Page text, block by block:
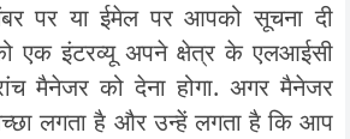
पर या ईमेल पर आपको सूचना दी
एक इंटरव्यू अपने क्षेत्र के एलआईसी
मैनेजर को देना होगा. अगर मैनेजर
लगता है और उन्हें लगता है कि आप